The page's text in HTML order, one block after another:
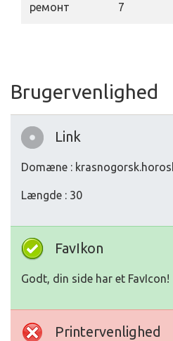
ремонт 7
Brugervenlighed
Link
Domæne :
Længde : 30
FavIkon
Godt, din side har et FavIcon!
Printervenlighed